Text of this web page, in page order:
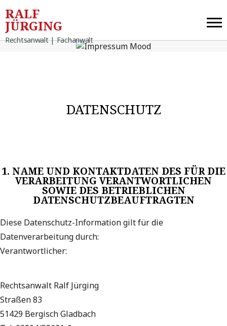
RALF
JÜRGING
Rechtsanwalt | Fachanwalt
DATENSCHUTZ
1. NAME UND KONTAKTDATEN DES FÜR DIE
VERARBEITUNG VERANTWORTLICHEN
SOWIE DES BETRIEBLICHEN
DATENSCHUTZBEAUFTRAGTEN
Diese Datenschutz-Information gilt für die
Datenverarbeitung durch:
Verantwortlicher:
Rechtsanwalt Ralf Jürging
Straßen 83
51429 Bergisch Gladbach